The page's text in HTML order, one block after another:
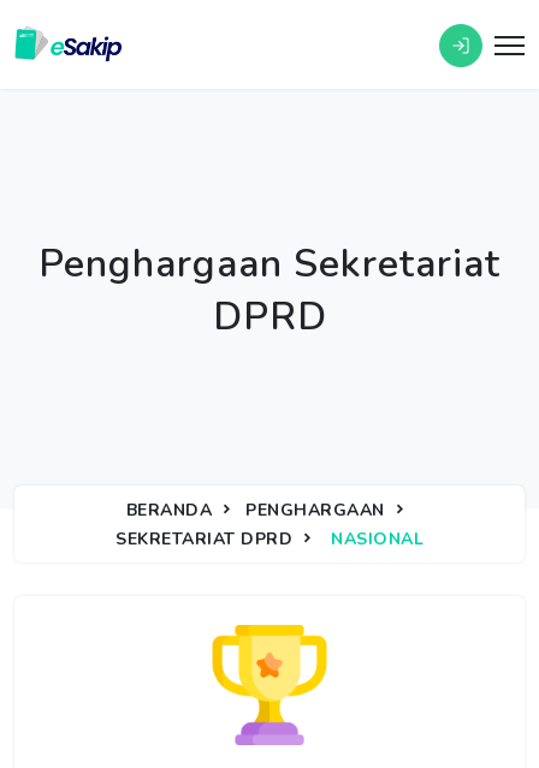
Penghargaan Sekretariat
DPRD
BERANDA
PENGHARGAAN
SEKRETARIAT DPRD
NASIONAL